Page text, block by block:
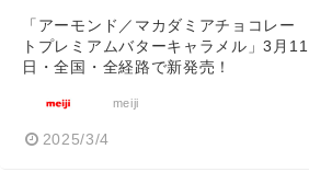
「アーモンド／マカダミアチョコレー
トプレミアムバターキャラメル」3月11
日・全国・全経路で新発売！
meiji
2025/3/4